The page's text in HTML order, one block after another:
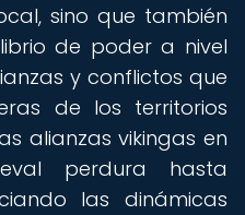
sino que también
de poder a nivel
y conflictos que
de los territorios
alianzas vikingas en
perdura hasta
las dinámicas